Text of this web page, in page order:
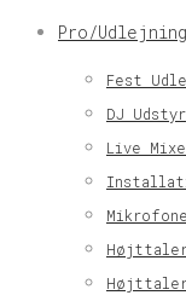
Pro/Udlejning
Fest
DJ Udstyr
Live